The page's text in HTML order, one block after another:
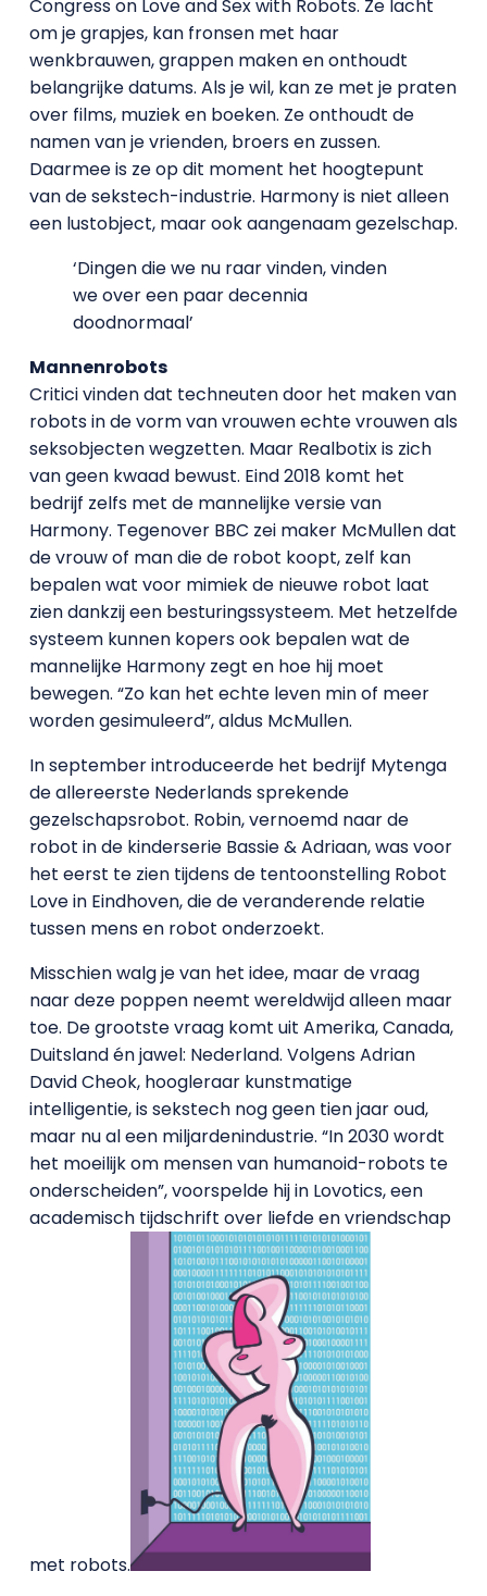
Congress on Love and Sex with Robots. Ze lacht
om je grapjes, kan fronsen met haar
wenkbrauwen, grappen maken en onthoudt
belangrijke datums. Als je wil, kan ze met je praten
over films, muziek en boeken. Ze onthoudt de
namen van je vrienden, broers en zussen.
Daarmee is ze op dit moment het hoogtepunt
van de sekstech-industrie. Harmony is niet alleen
een lustobject, maar ook aangenaam gezelschap.
‘Dingen die we nu raar vinden, vinden
we over een paar decennia
doodnormaal’
Mannenrobots
Critici vinden dat techneuten door het maken van
robots in de vorm van vrouwen echte vrouwen als
seksobjecten wegzetten. Maar Realbotix is zich
van geen kwaad bewust. Eind 2018 komt het
bedrijf zelfs met de mannelijke versie van
Harmony. Tegenover BBC zei maker McMullen dat
de vrouw of man die de robot koopt, zelf kan
bepalen wat voor mimiek de nieuwe robot laat
zien dankzij een besturingssysteem. Met hetzelfde
systeem kunnen kopers ook bepalen wat de
mannelijke Harmony zegt en hoe hij moet
bewegen. “Zo kan het echte leven min of meer
worden gesimuleerd”, aldus McMullen.
In september introduceerde het bedrijf Mytenga
de allereerste Nederlands sprekende
gezelschapsrobot. Robin, vernoemd naar de
robot in de kinderserie Bassie & Adriaan, was voor
het eerst te zien tijdens de tentoonstelling Robot
Love in Eindhoven, die de veranderende relatie
tussen mens en robot onderzoekt.
Misschien walg je van het idee, maar de vraag
naar deze poppen neemt wereldwijd alleen maar
toe. De grootste vraag komt uit Amerika, Canada,
Duitsland én jawel: Nederland. Volgens Adrian
David Cheok, hoogleraar kunstmatige
intelligentie, is sekstech nog geen tien jaar oud,
maar nu al een miljardenindustrie. “In 2030 wordt
het moeilijk om mensen van humanoid-robots te
onderscheiden”, voorspelde hij in Lovotics, een
academisch tijdschrift over liefde en vriendschap
met robots.